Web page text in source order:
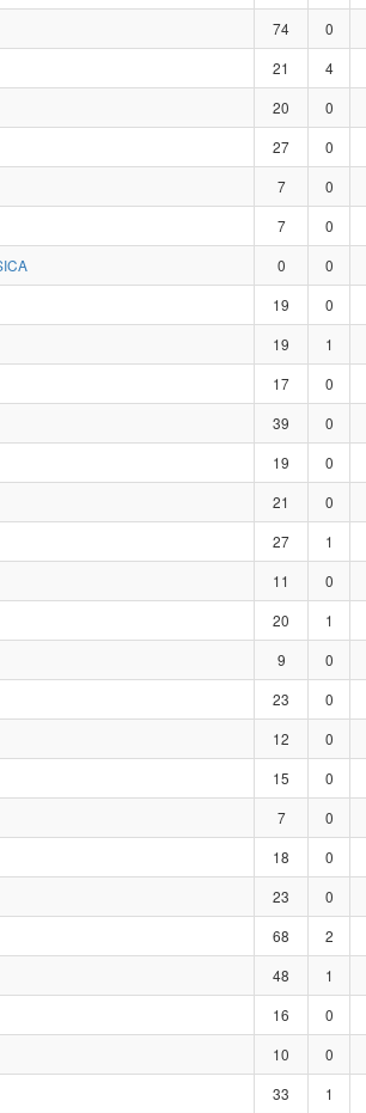
74 0
21 4
20 0
27 0
7 0
7 0
0 0
19 0
19 1
17 0
39 0
19 0
21 0
27 1
11 0
20 1
9 0
23 0
12 0
15 0
7 0
18 0
23 0
68 2
48 1
16 0
10 0
33 1